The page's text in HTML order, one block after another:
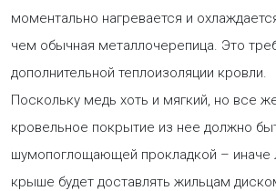
моментально нагревается и
чем обычная металлочерепица. Это
дополнительной теплоизоляции кровли.
Поскольку медь хоть и мягкий, но все
кровельное покрытие из нее должно
шумопоглощающей прокладкой – иначе
крыше будет доставлять жильцам